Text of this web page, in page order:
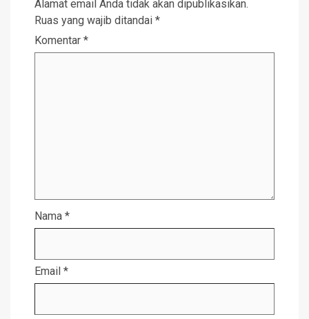
Alamat email Anda tidak akan dipublikasikan.
Ruas yang wajib ditandai *
Komentar *
Nama *
Email *